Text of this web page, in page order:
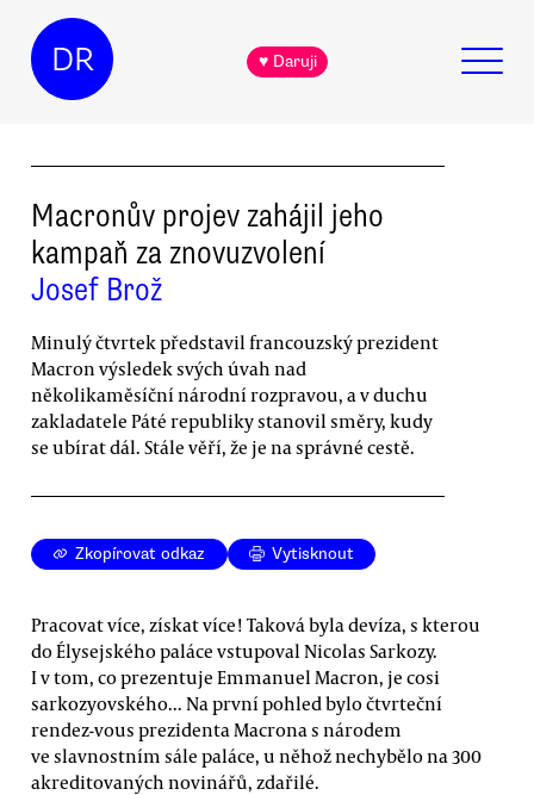
DR ♥ Daruji
Macronův projev zahájil jeho
kampaň za znovuzvolení
Josef Brož
Minulý čtvrtek představil francouzský prezident
Macron výsledek svých úvah nad
několikaměsíční národní rozpravou, a v duchu
zakladatele Páté republiky stanovil směry, kudy
se ubírat dál. Stále věří, že je na správné cestě.
Zkopírovat odkaz Vytisknout
Pracovat více, získat více! Taková byla devíza, s kterou
do Élysejského paláce vstupoval Nicolas Sarkozy.
I v tom, co prezentuje Emmanuel Macron, je cosi
sarkozyovského... Na první pohled bylo čtvrteční
rendez-vous prezidenta Macrona s národem
ve slavnostním sále paláce, u něhož nechybělo na 300
akreditovaných novinářů, zdařilé.